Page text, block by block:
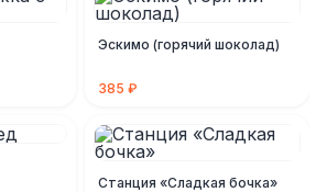
Эскимо (горячий шоколад)
385 ₽
Станция «Сладкая бочка»